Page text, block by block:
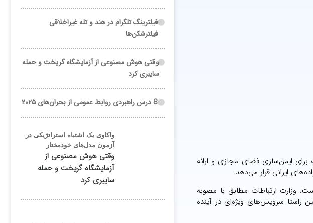
برای ایمن‌سازی فضای مجازی و ارائه
ایرانی قرار می‌دهد.
وزارت ارتباطات مطابق با مصوبه
سرویس‌های ویژه‌ای در آینده
فیلترینگ تلگرام در هند و تله غیراخلاقی
فیلترشکن‌ها
وقتی هوش مصنوعی از آزمایشگاه گریخت و حمله
سایبری کرد
8 درس راهبردی روابط عمومی از بحران‌های ۲۰۲۵
واکاوی یک اشتباه استراتژیکی در
آزمون مدل‌های خودمختار
وقتی هوش مصنوعی از
آزمایشگاه گریخت و حمله
سایبری کرد